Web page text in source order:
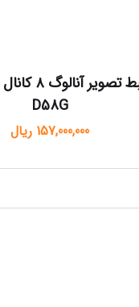
D58G
157,000,000 ریال